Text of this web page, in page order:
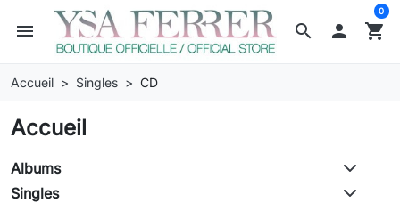
search
menu  shopping_cart
0
Accueil Singles CD
Accueil
Albums
Singles